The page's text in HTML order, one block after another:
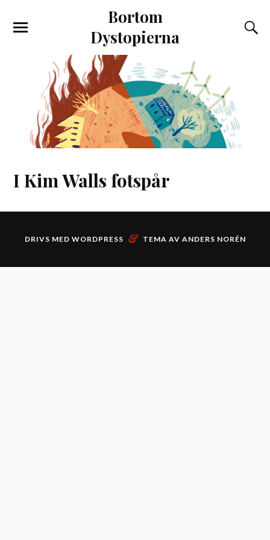
Bortom
Dystopierna
I Kim Walls fotspår
DRIVS MED WORDPRESS & TEMA AV ANDERS NORÉN